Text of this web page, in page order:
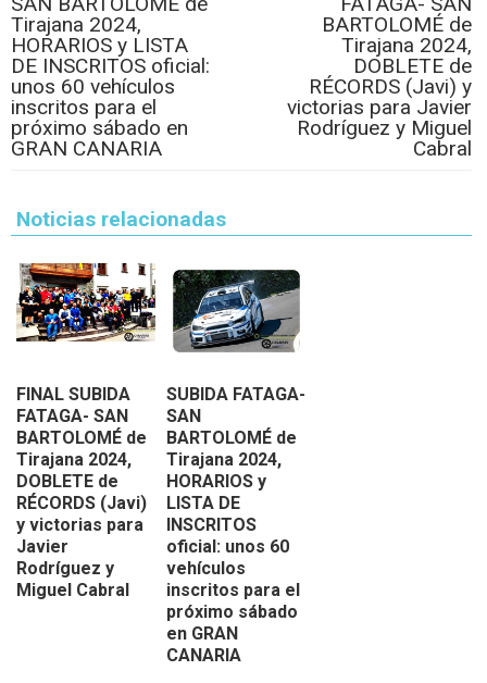
Tirajana 2024,
HORARIOS y LISTA
DE INSCRITOS oficial:
unos 60 vehículos
inscritos para el
próximo sábado en
GRAN CANARIA
BARTOLOMÉ de
Tirajana 2024,
DOBLETE de
RÉCORDS (Javi) y
victorias para Javier
Rodríguez y Miguel
Cabral
Noticias relacionadas
FINAL SUBIDA
FATAGA- SAN
BARTOLOMÉ de
Tirajana 2024,
DOBLETE de
RÉCORDS (Javi)
y victorias para
Javier
Rodríguez y
Miguel Cabral
SUBIDA FATAGA-
SAN
BARTOLOMÉ de
Tirajana 2024,
HORARIOS y
LISTA DE
INSCRITOS
oficial: unos 60
vehículos
inscritos para el
próximo sábado
en GRAN
CANARIA